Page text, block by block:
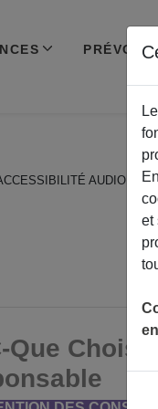
AUDIO
Que
et